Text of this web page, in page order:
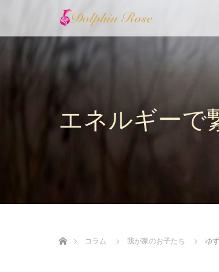
エネルギーで
コラム
我が家のお子たち ゆ